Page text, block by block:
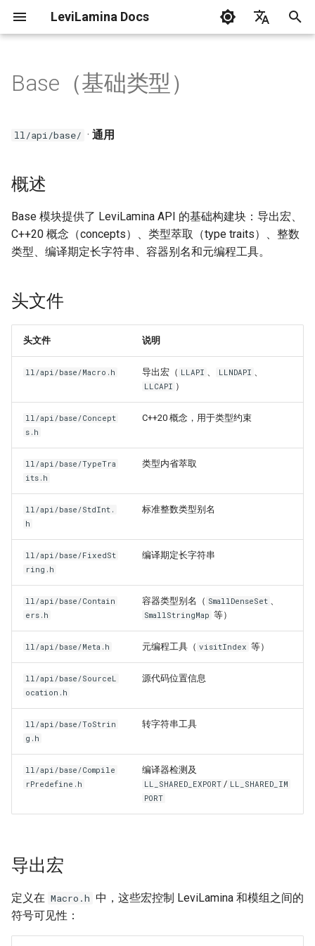
LeviLamina Docs
搜
引
擎
在Windows上安装服务器
在Docker(Linux)上安装服务器
LeviLamina 使用指南
创建你的第一个模组
事件指南
接口导出指南
表单指南
国际化指南
物品相关指南
命令指南
协程指南
概述
头文件
示例
相关模块
C++ 风格指南
Base（基础类型）
ll/api/base/ · 通用
概述
Base 模块提供了 LeviLamina API 的基础构建块：导出宏、
C++20 概念（concepts）、类型萃取（type traits）、整数
类型、编译期定长字符串、容器别名和元编程工具。
头文件
头文件 说明
ll/api/base/Macro.h 导出宏（ LLAPI 、 LLNDAPI 、
LLCAPI ）
ll/api/base/Concept
s.h
C++20 概念，用于类型约束
ll/api/base/TypeTra
its.h
类型内省萃取
ll/api/base/StdInt.
h
标准整数类型别名
ll/api/base/FixedSt
ring.h
编译期定长字符串
ll/api/base/Contain
ers.h
容器类型别名（ SmallDenseSet 、
SmallStringMap 等）
ll/api/base/Meta.h 元编程工具（ visitIndex 等）
ll/api/base/SourceL
ocation.h
源代码位置信息
ll/api/base/ToStrin
g.h
转字符串工具
ll/api/base/Compile
rPredefine.h
编译器检测及
LL_SHARED_EXPORT / LL_SHARED_IM
PORT
导出宏
定义在 Macro.h 中，这些宏控制 LeviLamina 和模组之间的
符号可见性：